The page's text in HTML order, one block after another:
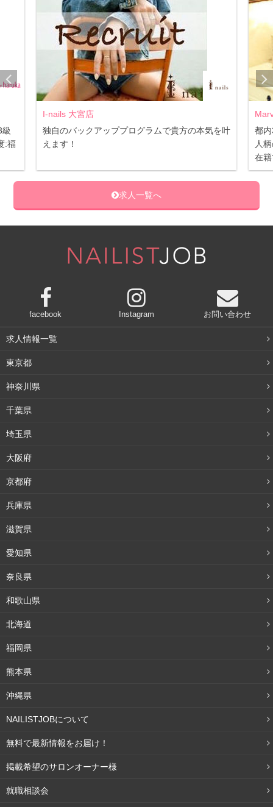
:福
I-nails 大宮店
独自のバックアッププログラムで貴方の本気を叶
えます！
都
人
在
求人一覧へ
facebook Instagram お問い合わせ
求人情報一覧
東京都
神奈川県
千葉県
埼玉県
大阪府
京都府
兵庫県
滋賀県
愛知県
奈良県
和歌山県
北海道
福岡県
熊本県
沖縄県
NAILISTJOBについて
無料で最新情報をお届け！
掲載希望のサロンオーナー様
就職相談会